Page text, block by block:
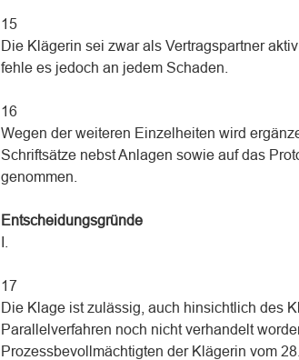
15
Die Klägerin sei zwar als Vertragspartner
fehle es jedoch an jedem Schaden.
16
Wegen der weiteren Einzelheiten wird
Schriftsätze nebst Anlagen sowie auf das
genommen.
Entscheidungsgründe
17
Die Klage ist zulässig, auch hinsichtlich des
Parallelverfahren noch nicht verhandelt
Prozessbevollmächtigten der Klägerin vom